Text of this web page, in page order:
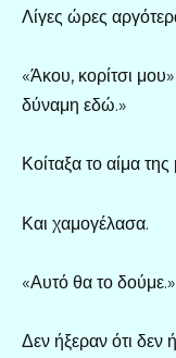
Λίγες ώρες
«Άκου, κορίτσι
δύναμη εδώ.»
Κοίταξα το αίμα
Και χαμογέλασα.
«Αυτό θα το δούμε.»
Δεν ήξεραν ότι